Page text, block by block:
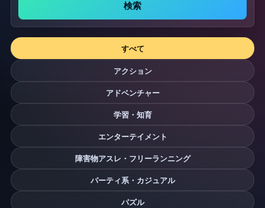
検索
すべて
アクション
アドベンチャー
学習・知育
エンターテイメント
障害物アスレ・フリーランニング
パーティ系・カジュアル
パズル